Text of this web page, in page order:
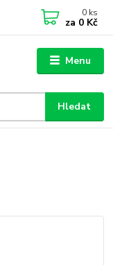
Menu
Hledat
0 ks
za 0 Kč